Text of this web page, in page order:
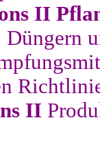
II
Düngern
II